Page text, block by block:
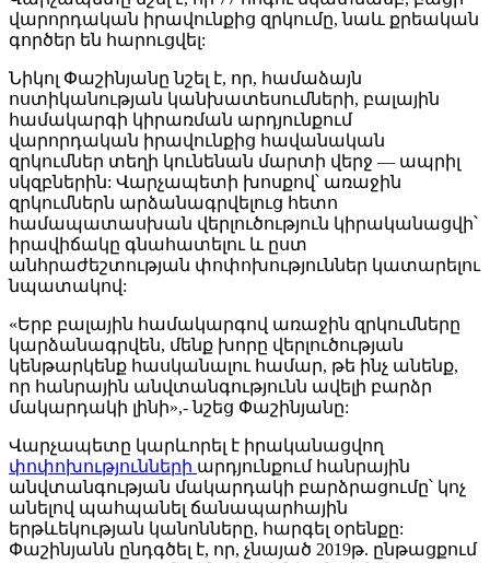
վարորդական իրավունքից զրկումը, նաև քրեական
գործեր են հարուցվել:
Նիկոլ Փաշինյանը նշել է, որ, համաձայն
ոստիկանության կանխատեսումների, բալային
համակարգի կիրառման արդյունքում
վարորդական իրավունքից հավանական
զրկումներ տեղի կունենան մարտի վերջ — ապրիլ
սկզբներին: Վարչապետի խոսքով՝ առաջին
զրկումներն արձանագրվելուց հետո
համապատասխան վերլուծություն կիրականացվի՝
իրավիճակը գնահատելու և ըստ
անհրաժեշտության փոփոխություններ կատարելու
նպատակով:
«Երբ բալային համակարգով առաջին զրկումները
կարձանագրվեն, մենք խորը վերլուծության
կենթարկենք հասկանալու համար, թե ինչ անենք,
որ հանրային անվտանգությունն ավելի բարձր
մակարդակի լինի»,- նշեց Փաշինյանը:
Վարչապետը կարևորել է իրականացվող
փոփոխությունների արդյունքում հանրային
անվտանգության մակարդակի բարձրացումը՝ կոչ
անելով պահպանել ճանապարհային
երթևեկության կանոնները, հարգել օրենքը:
Փաշինյանն ընդգծել է, որ, չնայած 2019թ. ընթացքում